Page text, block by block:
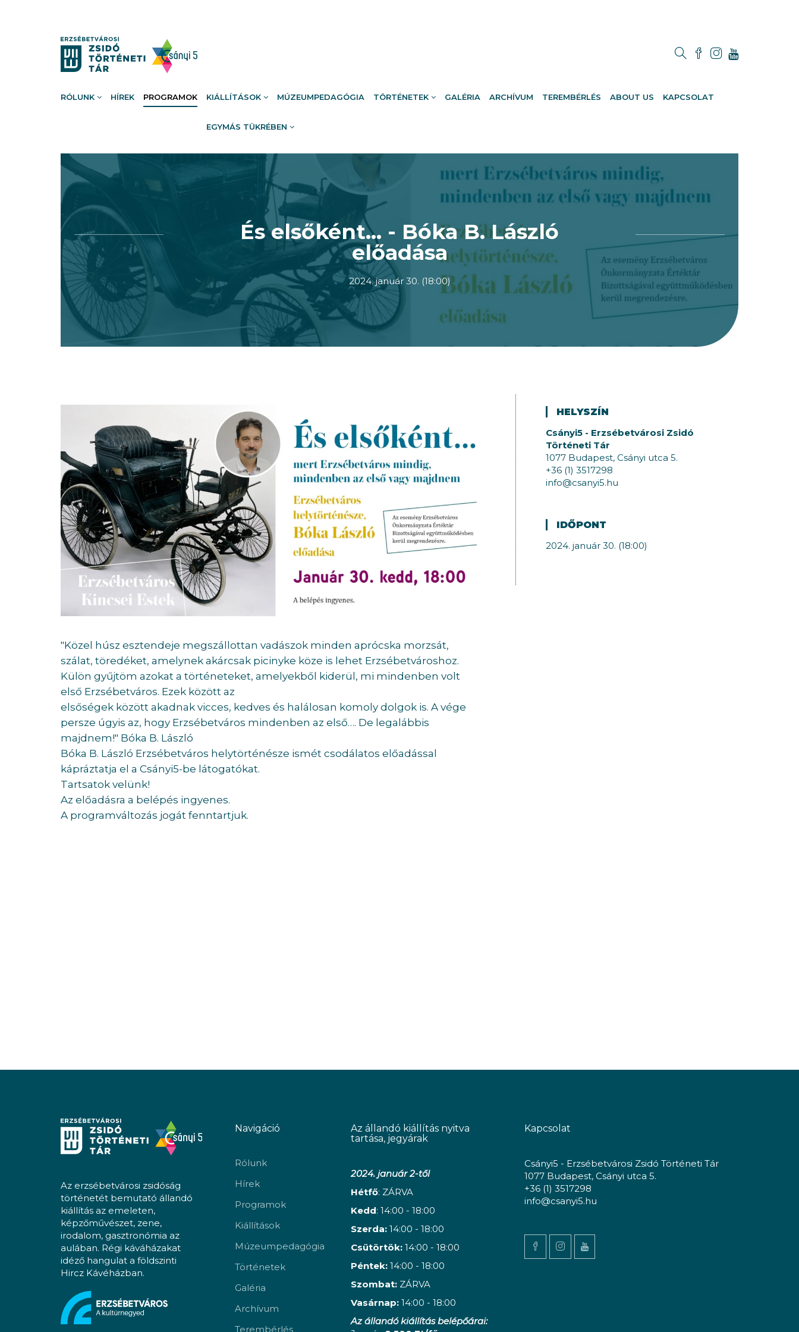
RÓLUNK HÍREK PROGRAMOK KIÁLLÍTÁSOK MÚZEUMPEDAGÓGIA TÖRTÉNETEK GALÉRIA ARCHÍVUM TEREMBÉRLÉS ABOUT US KAPCSOLAT
EGYMÁS TÜKRÉBEN
És elsőként... - Bóka B. László
előadása
2024. január 30. (18:00)
"Közel húsz esztendeje megszállottan vadászok minden aprócska morzsát,
szálat, töredéket, amelynek akárcsak picinyke köze is lehet Erzsébetvároshoz.
Külön gyűjtöm azokat a történeteket, amelyekből kiderül, mi mindenben volt
első Erzsébetváros. Ezek között az
elsőségek között akadnak vicces, kedves és halálosan komoly dolgok is. A vége
persze úgyis az, hogy Erzsébetváros mindenben az első…. De legalábbis
majdnem!" Bóka B. László
Bóka B. László Erzsébetváros helytörténésze ismét csodálatos előadással
kápráztatja el a Csányi5-be látogatókat.
Tartsatok velünk!
Az előadásra a belépés ingyenes.
A programváltozás jogát fenntartjuk.
HELYSZÍN
Csányi5 - Erzsébetvárosi Zsidó
Történeti Tár
1077 Budapest, Csányi utca 5.
+36 (1) 3517298
info@csanyi5.hu
IDŐPONT
2024. január 30. (18:00)
Az erzsébetvárosi zsidóság
történetét bemutató állandó
kiállítás az emeleten,
képzőművészet, zene,
irodalom, gasztronómia az
aulában. Régi káváházakat
idéző hangulat a földszinti
Hircz Kávéházban.
Navigáció
Rólunk
Hírek
Programok
Kiállítások
Múzeumpedagógia
Történetek
Galéria
Archívum
Terembérlés
Az állandó kiállítás nyitva
tartása, jegyárak
2024. január 2-től
Hétfő: ZÁRVA
Kedd: 14:00 - 18:00
Szerda:14:00 - 18:00
Csütörtök:14:00 - 18:00
Péntek:14:00 - 18:00
Szombat: ZÁRVA
Vasárnap:14:00 - 18:00
Az állandó kiállítás belépőárai:
Kapcsolat
Csányi5 - Erzsébetvárosi Zsidó Történeti Tár
1077 Budapest, Csányi utca 5.
+36 (1) 3517298
info@csanyi5.hu